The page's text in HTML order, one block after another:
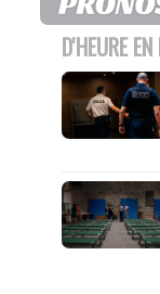
D'HEURE EN